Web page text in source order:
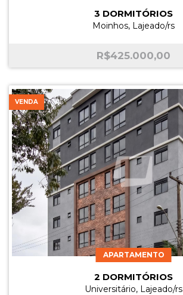
3 DORMITÓRIOS
Moinhos, Lajeado/rs
R$425.000,00
VENDA
APARTAMENTO
2 DORMITÓRIOS
Universitário, Lajeado/rs